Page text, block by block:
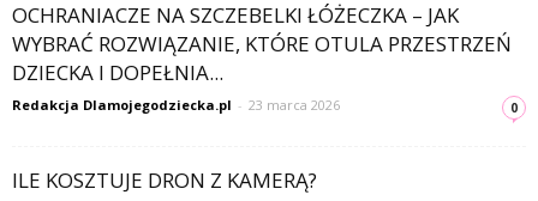
OCHRANIACZE NA SZCZEBELKI ŁÓŻECZKA – JAK
WYBRAĆ ROZWIĄZANIE, KTÓRE OTULA PRZESTRZEŃ
DZIECKA I DOPEŁNIA...
Redakcja Dlamojegodziecka.pl - 23 marca 2026 0
ILE KOSZTUJE DRON Z KAMERĄ?